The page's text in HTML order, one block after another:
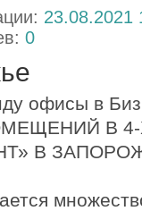
23.08.2021
0
офисы в
В
В